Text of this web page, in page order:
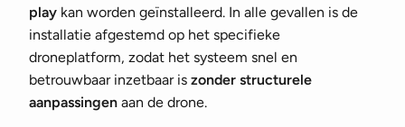
play kan worden geïnstalleerd. In alle gevallen is de
installatie afgestemd op het specifieke
droneplatform, zodat het systeem snel en
betrouwbaar inzetbaar is zonder structurele
aanpassingen aan de drone.